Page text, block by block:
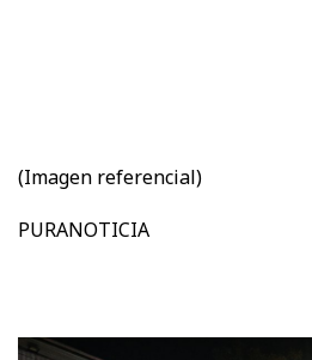
(Imagen referencial)
PURANOTICIA